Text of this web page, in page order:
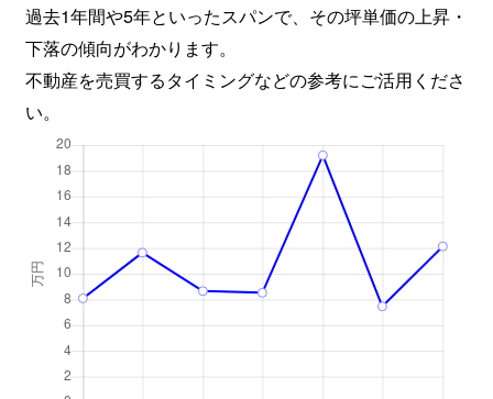
過去1年間や5年といったスパンで、その坪単価の上昇・
下落の傾向がわかります。
不動産を売買するタイミングなどの参考にご活用くださ
い。